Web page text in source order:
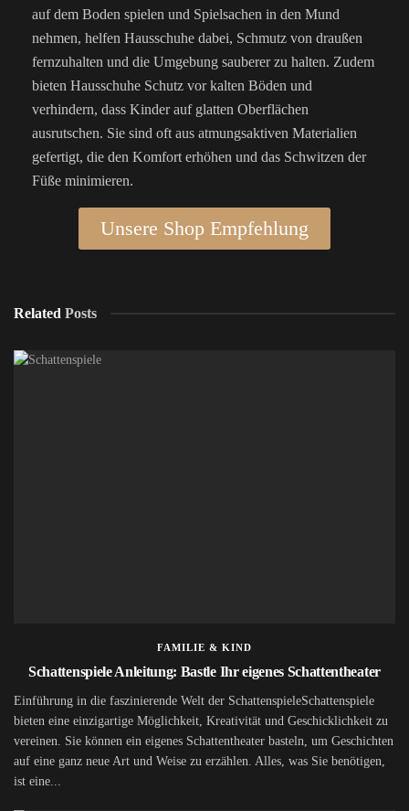
auf dem Boden spielen und Spielsachen in den Mund
nehmen, helfen Hausschuhe dabei, Schmutz von draußen
fernzuhalten und die Umgebung sauberer zu halten. Zudem
bieten Hausschuhe Schutz vor kalten Böden und
verhindern, dass Kinder auf glatten Oberflächen
ausrutschen. Sie sind oft aus atmungsaktiven Materialien
gefertigt, die den Komfort erhöhen und das Schwitzen der
Füße minimieren.
Unsere Shop Empfehlung
Related Posts
FAMILIE & KIND
Schattenspiele Anleitung: Bastle Ihr eigenes Schattentheater
Einführung in die faszinierende Welt der SchattenspieleSchattenspiele
bieten eine einzigartige Möglichkeit, Kreativität und Geschicklichkeit zu
vereinen. Sie können ein eigenes Schattentheater basteln, um Geschichten
auf eine ganz neue Art und Weise zu erzählen. Alles, was Sie benötigen,
ist eine...